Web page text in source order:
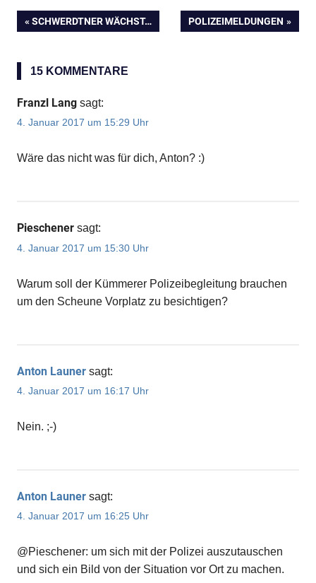
VORHERIGER
SCHWERDTNER WÄCHST…
NÄCHSTER
POLIZEIMELDUNGEN
15 KOMMENTARE
Franzl Lang sagt:
4. Januar 2017 um 15:29 Uhr
Wäre das nicht was für dich, Anton? :)
Pieschener sagt:
4. Januar 2017 um 15:30 Uhr
Warum soll der Kümmerer Polizeibegleitung brauchen
um den Scheune Vorplatz zu besichtigen?
Anton Launer sagt:
4. Januar 2017 um 16:17 Uhr
Nein. ;-)
Anton Launer sagt:
4. Januar 2017 um 16:25 Uhr
@Pieschener: um sich mit der Polizei auszutauschen
und sich ein Bild von der Situation vor Ort zu machen.